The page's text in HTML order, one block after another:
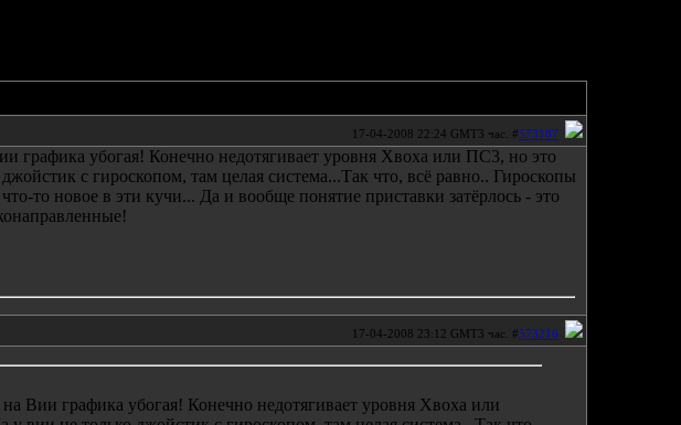
17-04-2008 22:24 GMT3 час. #573187
графика убогая! Конечно недотягивает уровня Хвоха или ПС3, но это
с гироскопом, там целая система...Так что, всё равно.. Гироскопы
то новое в эти кучи... Да и вообще понятие приставки затёрлось - это
17-04-2008 23:12 GMT3 час. #573216
Вии графика убогая! Конечно недотягивает уровня Хвоха или